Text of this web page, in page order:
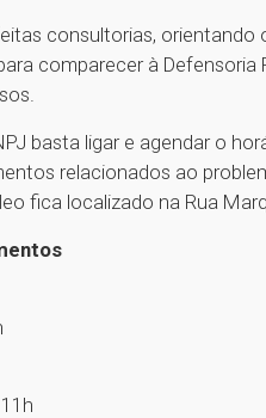
consultorias,
comparecer à
basta ligar e agendar o
relacionados ao
fica localizado na Rua